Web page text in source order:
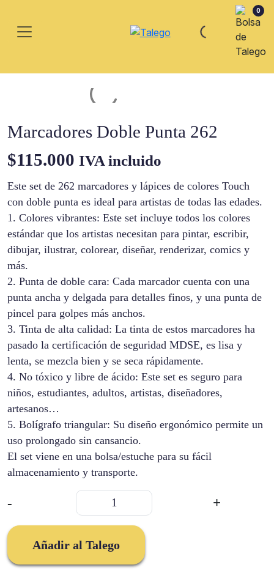
0
Marcadores Doble Punta 262
$115.000 IVA incluido
Este set de 262 marcadores y lápices de colores Touch
con doble punta es ideal para artistas de todas las edades.
1. Colores vibrantes: Este set incluye todos los colores
estándar que los artistas necesitan para pintar, escribir,
dibujar, ilustrar, colorear, diseñar, renderizar, comics y
más.
2. Punta de doble cara: Cada marcador cuenta con una
punta ancha y delgada para detalles finos, y una punta de
pincel para golpes más anchos.
3. Tinta de alta calidad: La tinta de estos marcadores ha
pasado la certificación de seguridad MDSE, es lisa y
lenta, se mezcla bien y se seca rápidamente.
4. No tóxico y libre de ácido: Este set es seguro para
niños, estudiantes, adultos, artistas, diseñadores,
artesanos…
5. Bolígrafo triangular: Su diseño ergonómico permite un
uso prolongado sin cansancio.
El set viene en una bolsa/estuche para su fácil
almacenamiento y transporte.
-
Marcadores
Punta
cantidad
+
Añadir al Talego